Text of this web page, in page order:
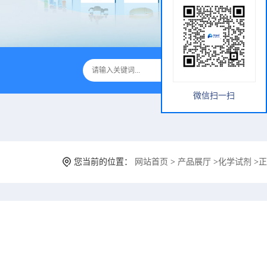
您当前的位置： 网站首页 > 产品展厅 >化学试剂 >
微信扫一扫